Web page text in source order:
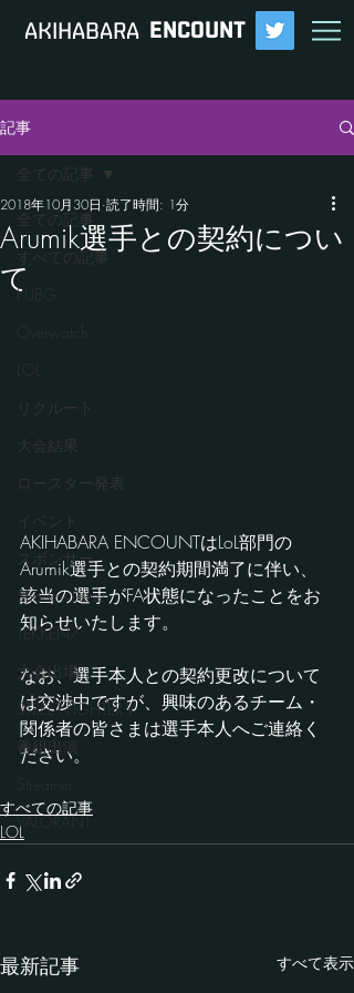
​AKIHABARA ENCOUNT
記事
全ての記事
すべての記事
PUBG
Overwatch
LOL
リクルート
大会結果
ロースター発表
イベント
スポンサー
Shadowverse
TEKKEN7
大会出場
STREET FIGHTER V
番組出演
Streamer
VALORANT
全ての記事
Arumik選手との契約につい
て
2018年10月30日 読了時間: 1分
AKIHABARA ENCOUNTはLoL部門の
Arumik選手との契約期間満了に伴い、
該当の選手がFA状態になったことをお
知らせいたします。
なお、選手本人との契約更改について
は交渉中ですが、興味のあるチーム・
関係者の皆さまは選手本人へご連絡く
ださい。
すべての記事
LOL
最新記事 すべて表示